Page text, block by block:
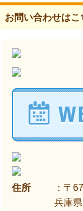
お問い合わせはこ
住所
：〒
兵庫